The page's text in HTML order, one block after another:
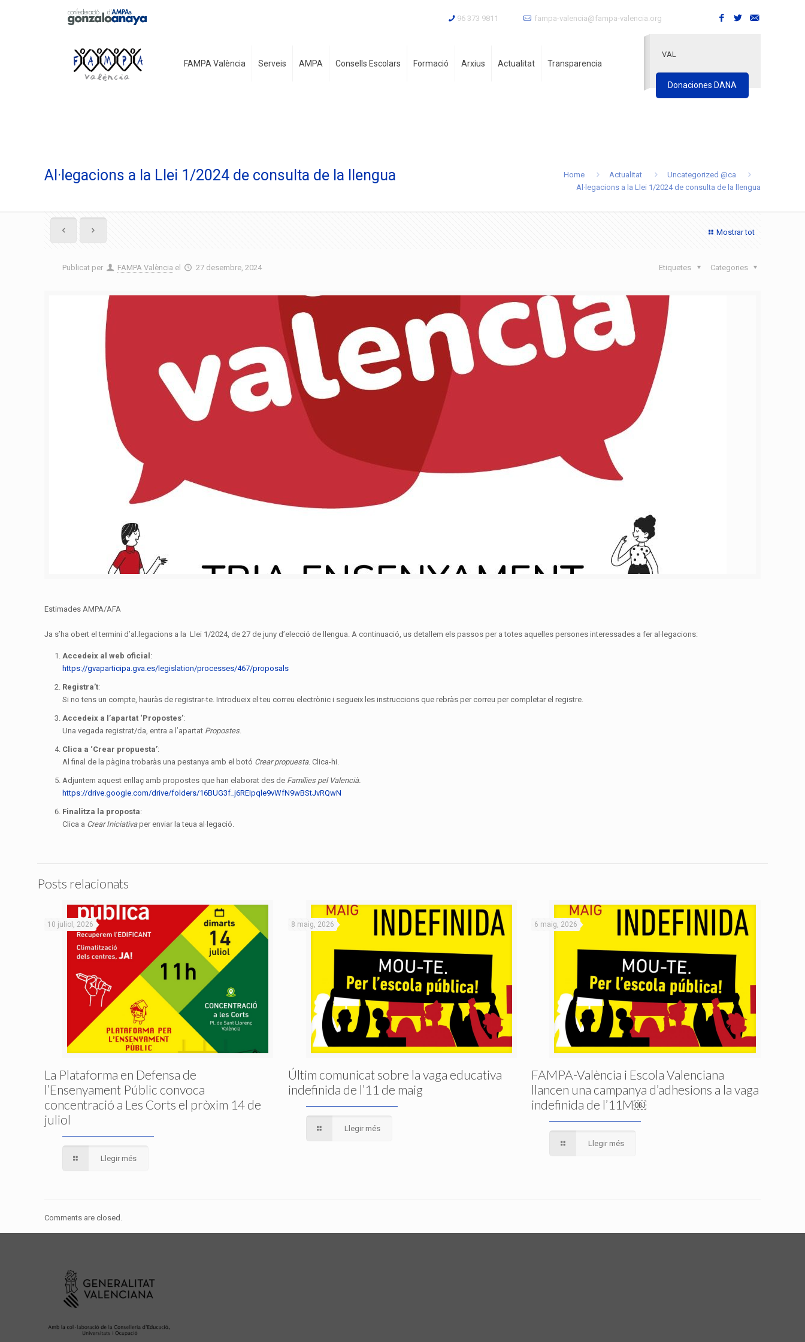
96 373 9811 fampa-valencia@fampa-valencia.org
FAMPA València Serveis AMPA Consells Escolars Formació Arxius Actualitat Transparencia
VAL
Donaciones DANA
Al·legacions a la Llei 1/2024 de consulta de la llengua Home Actualitat
Uncategorized @ca
Al·legacions a la Llei 1/2024 de consulta de la llengua
Mostrar tot
Publicat per FAMPA València el 27 desembre, 2024 Categories
Etiquetes
Estimades AMPA/AFA
Ja s’ha obert el termini d’al.legacions a la Llei 1/2024, de 27 de juny d’elecció de llengua. A continuació, us detallem els passos per a totes aquelles persones interessades a fer al·legacions:
Accedeix al web oficial :
https://gvaparticipa.gva.es/legislation/processes/467/proposals
Registra’t:
Si no tens un compte, hauràs de registrar-te. Introdueix el teu correu electrònic i segueix les instruccions que rebràs per correu per completar el registre.
Accedeix a l’apartat ‘Propostes’:
Una vegada registrat/da, entra a l’apartat Propostes.
Clica a ‘Crear propuesta’:
Al final de la pàgina trobaràs una pestanya amb el botó Crear propuesta. Clica-hi.
Adjuntem aquest enllaç amb propostes que han elaborat des de Famílies pel Valencià.
https://drive.google.com/drive/folders/16BUG3f_j6REIpqle9vWfN9wBStJvRQwN
Finalitza la proposta:
Clica a Crear Iniciativaper enviar la teua al·legació.
Posts relacionats
10 juliol, 2026
La Plataforma en Defensa de
l’Ensenyament Públic convoca
concentració a Les Corts el pròxim 14 de
juliol
Llegir més
8 maig, 2026
Últim comunicat sobre la vaga educativa
indefinida de l’11 de maig
Llegir més
6 maig, 2026
FAMPA-València i Escola Valenciana
llancen una campanya d’adhesions a la vaga
indefinida de l’11M￼
Llegir més
Comments are closed.